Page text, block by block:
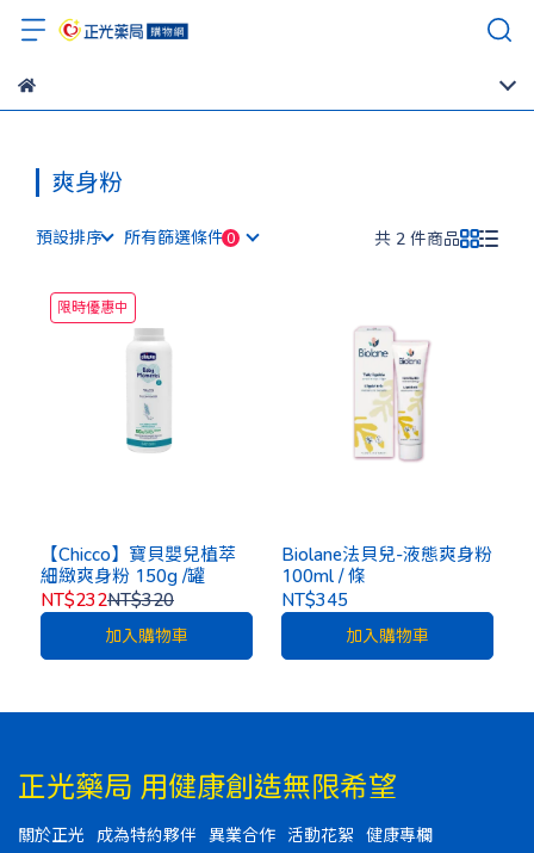
爽身粉
預設排序 所有篩選條件 共 2 件商品
限時優惠中
【Chicco】寶貝嬰兒植萃
細緻爽身粉 150g /罐
NT$232NT$320
加入購物車
Biolane法貝兒-液態爽身粉
100ml / 條
NT$345
加入購物車
正光藥局 用健康創造無限希望
關於正光 成為特約夥伴 異業合作 活動花絮
健康專欄